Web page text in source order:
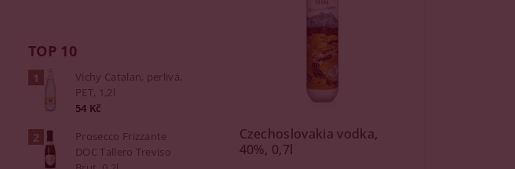
TOP 10
Vichy Catalan, perlivá,
PET, 1,2l
54 Kč
Prosecco Frizzante
DOC Tallero Treviso
Czechoslovakia vodka,
40%, 0,7l